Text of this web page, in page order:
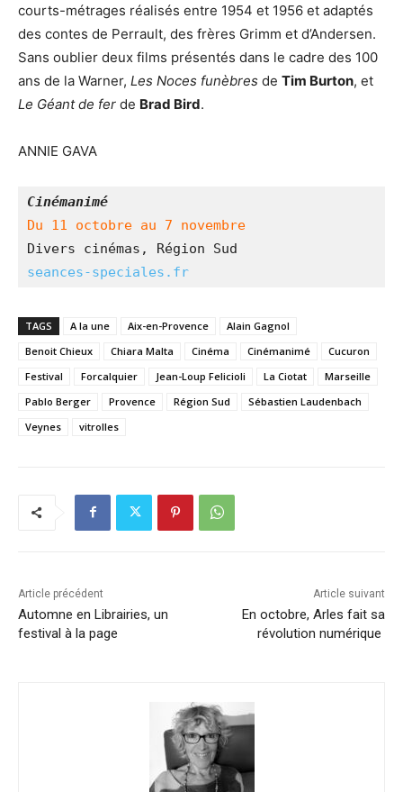
courts-métrages réalisés entre 1954 et 1956 et adaptés
des contes de Perrault, des frères Grimm et d’Andersen.
Sans oublier deux films présentés dans le cadre des 100
ans de la Warner, Les Noces funèbres de Tim Burton, et
Le Géant de fer de Brad Bird.
ANNIE GAVA
Cinémanimé
Du 11 octobre au 7 novembre
Divers cinémas, Région Sud
seances-speciales.fr
TAGS A la une Aix-en-Provence
Alain Gagnol
Benoit Chieux
Chiara Malta Cinéma Cinémanimé
Cucuron
Festival
Forcalquier Jean-Loup Felicioli La Ciotat
Marseille
Pablo Berger
Provence Région Sud
Sébastien Laudenbach
Veynes
vitrolles
Article précédent
Automne en Librairies, un
festival à la page
Article suivant
En octobre, Arles fait sa
révolution numérique